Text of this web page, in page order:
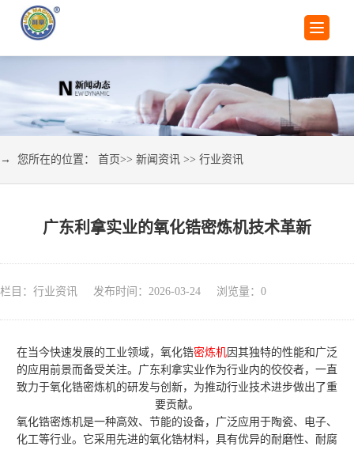
→ 您所在的位置： 首页>> 新闻资讯 >> 行业资讯
广东利拿实业的氧化锆密炼机技术革新
栏目：行业资讯 发布时间：2026-03-24 浏览量： 0
在当今快速发展的工业领域，氧化锆密炼机 因其独特的性能和广泛
的应用前景而备受关注。广东利拿实业作为行业内的佼佼者，一直
致力于氧化锆密炼机的研发与创新，为推动行业技术进步做出了重
要贡献。
氧化锆密炼机是一种高效、节能的设备，广泛应用于陶瓷、电子、
化工等行业。它采用先进的氧化锆材料，具有优异的耐磨性、耐腐